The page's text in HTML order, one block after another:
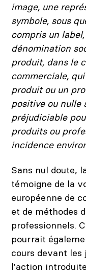
image, une
symbole, sous
compris un
dénomination
produit, dans le
commerciale,
produit ou un
positive ou nulle
préjudiciable
produits ou
incidence
Sans nul doute,
témoigne de la
européenne de
et de méthodes
professionnels.
pourrait
cours devant les
l'action